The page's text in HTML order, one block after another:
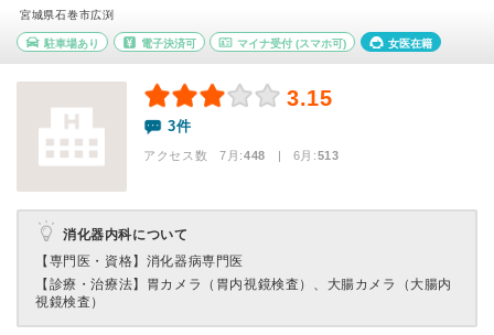
宮城県石巻市広渕
駐車場あり 電子決済可 マイナ受付 (スマホ可) 女医在籍
3.15
3件
アクセス数 7月:448 | 6月:513
消化器内科について
【専門医・資格】 消化器病専門医
【診療・治療法】 胃カメラ（胃内視鏡検査）、大腸カメラ（大腸内
視鏡検査）